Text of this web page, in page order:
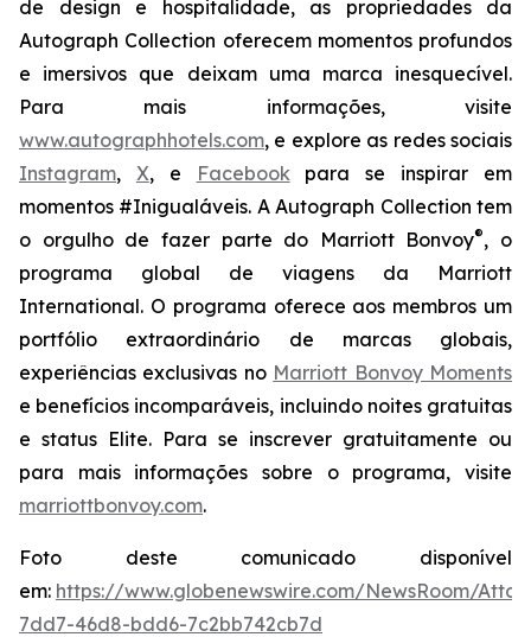
de design e hospitalidade, as propriedades da
Autograph Collection oferecem momentos profundos
e imersivos que deixam uma marca inesquecível.
Para mais informações, visite
www.autographhotels.com, e explore as redes sociais
Instagram, X, e Facebookpara se inspirar em
momentos #Inigualáveis. A Autograph Collection tem
o orgulho de fazer parte do Marriott Bonvoy®, o
programa global de viagens da Marriott
International. O programa oferece aos membros um
portfólio extraordinário de marcas globais,
experiências exclusivas no Marriott Bonvoy Moments
e benefícios incomparáveis, incluindo noites gratuitas
e status Elite. Para se inscrever gratuitamente ou
para mais informações sobre o programa, visite
marriottbonvoy.com.
Foto deste comunicado disponível
em: https://www.globenewswire.com/NewsRoom/
7dd7-46d8-bdd6-7c2bb742cb7d